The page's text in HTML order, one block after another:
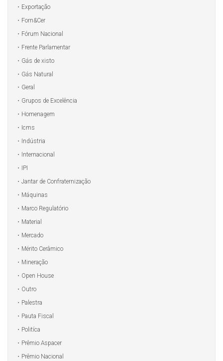
Exportação
Forn&Cer
Fórum Nacional
Frente Parlamentar
Gás de xisto
Gás Natural
Geral
Grupos de Excelência
Homenagem
Icms
Indústria
Internacional
IPI
Jantar de Confraternização
Máquinas
Marco Regulatório
Material
Mercado
Mérito Cerâmico
Mineração
Open House
Outro
Palestra
Pauta Fiscal
Politíca
Prêmio Aspacer
Prêmio Nacional